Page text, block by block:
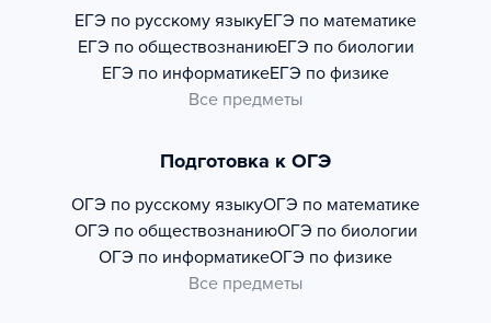
ЕГЭ по русскому языкуЕГЭ по математике
ЕГЭ по обществознаниюЕГЭ по биологии
ЕГЭ по информатикеЕГЭ по физике
Все предметы
Подготовка к ОГЭ
ОГЭ по русскому языкуОГЭ по математике
ОГЭ по обществознаниюОГЭ по биологии
ОГЭ по информатикеОГЭ по физике
Все предметы